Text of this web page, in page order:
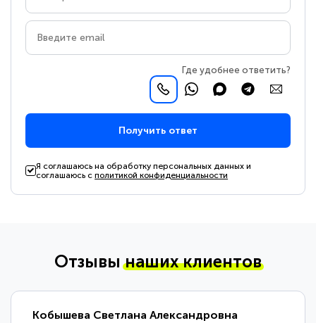
Где удобнее ответить?
Получить ответ
Я соглашаюсь на обработку персональных данных и
соглашаюсь сполитикой конфиденциальности
Отзывынаших клиентов
Кобышева Светлана Александровна